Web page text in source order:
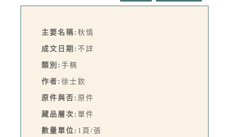
主要名稱: 秋情
成文日期: 不詳
類別: 手稿
作者: 徐士欽
原件與否: 原件
藏品層次: 單件
數量單位: 1頁/張